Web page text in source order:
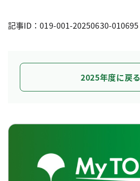
記事ID：019-001-20250630-010695
2025年度に戻る